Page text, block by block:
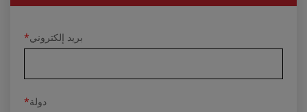
بريد إلكتروني*
دولة*